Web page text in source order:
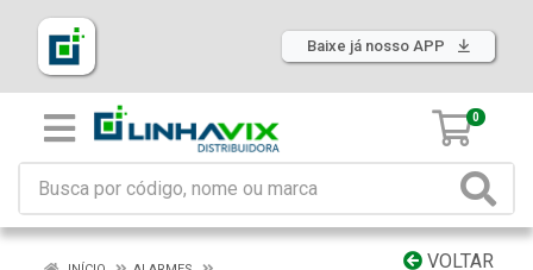
Baixe já nosso APP
0
VOLTAR